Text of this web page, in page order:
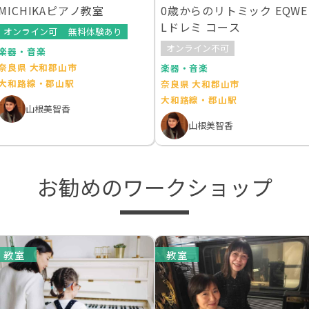
ピアノ教室
オンライン可
無料体験あり
器・音楽
良県 大和郡山市
和路線・郡山駅
山根美智香
0歳からのリトミック EQWE
Lドレミ コース
オンライン不可
楽器・音楽
奈良県 大和郡山市
大和路線・郡山駅
山根美智香
お勧めのワークショップ
教室 教室